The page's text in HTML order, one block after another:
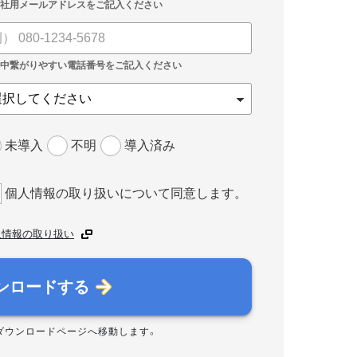
未導入 不明 導入済み
個人情報の取り扱いについて同意します。
報の取り扱い
ロードする
ウンロードページへ移動します。